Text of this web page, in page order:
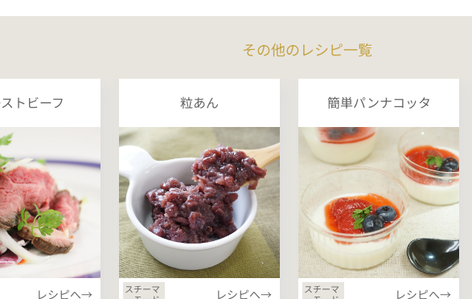
その他のレシピ一覧
トビーフ
レシピへ→
粒あん
スチーマ
レシピへ→
簡単パンナコッタ
スチーマ
レシピへ→